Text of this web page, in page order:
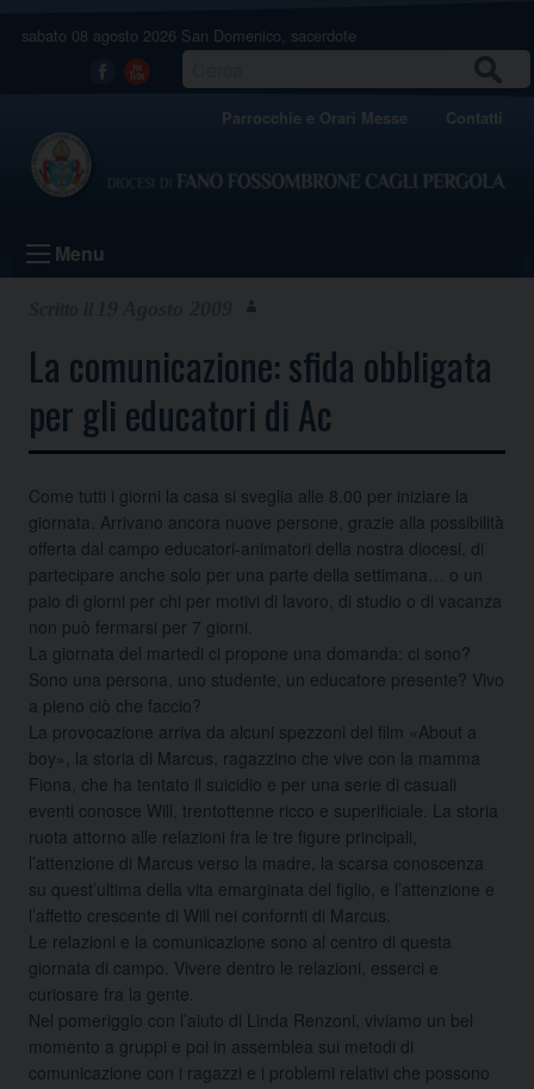
sabato 08 agosto 2026 San Domenico, sacerdote
Facebook
Youtube
Parrocchie e Orari Messe Contatti
Menu
La comunicazione: sfida obbligata
per gli educatori di Ac
Come tutti i giorni la casa si sveglia alle 8.00 per iniziare la
giornata. Arrivano ancora nuove persone, grazie alla possibilità
offerta dal campo educatori-animatori della nostra diocesi, di
partecipare anche solo per una parte della settimana…
o un
paio di giorni per chi per motivi di lavoro, di studio o di vacanza
non può fermarsi per 7 giorni.
La giornata del martedi ci propone una domanda: ci sono?
Sono una persona, uno studente, un educatore presente? Vivo
a pieno ciò che faccio?
La provocazione arriva da alcuni spezzoni del film «About a
boy», la storia di Marcus, ragazzino che vive con la mamma
Fiona, che ha tentato il suicidio e per una serie di casuali
eventi conosce Will, trentottenne ricco e superificiale. La storia
ruota attorno alle relazioni fra le tre figure principali,
l’attenzione di Marcus verso la madre, la scarsa conoscenza
su quest’ultima della vita emarginata del figlio, e l’attenzione e
l’affetto crescente di Will nei confornti di Marcus.
Le relazioni e la comunicazione sono al centro di questa
giornata di campo. Vivere dentro le relazioni, esserci e
curiosare fra la gente.
Nel pomeriggio con l’aiuto di Linda Renzoni, viviamo un bel
momento a gruppi e poi in assemblea sui metodi di
comunicazione con i ragazzi e i problemi relativi che possono